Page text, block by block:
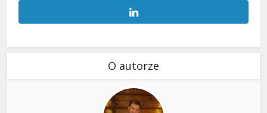
O autorze